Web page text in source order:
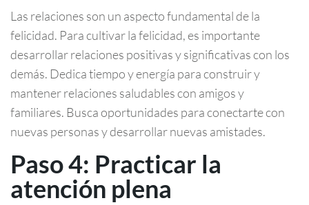
Las relaciones son un aspecto fundamental de la
felicidad. Para cultivar la felicidad, es importante
desarrollar relaciones positivas y significativas con los
demás. Dedica tiempo y energía para construir y
mantener relaciones saludables con amigos y
familiares. Busca oportunidades para conectarte con
nuevas personas y desarrollar nuevas amistades.
Paso 4: Practicar la
atención plena